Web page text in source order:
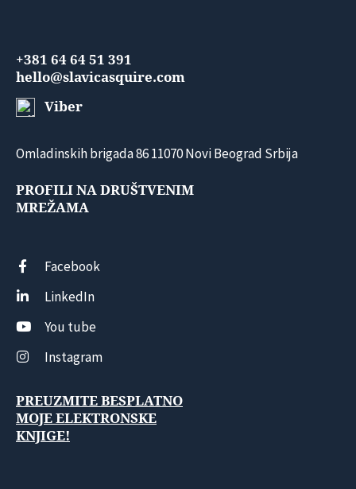
+381 64 64 51 391
hello@slavicasquire.com
Viber
Omladinskih brigada 86 11070 Novi Beograd Srbija
PROFILI NA DRUŠTVENIM
MREŽAMA
Facebook
LinkedIn
You tube
Instagram
PREUZMITE BESPLATNO
MOJE ELEKTRONSKE
KNJIGE!